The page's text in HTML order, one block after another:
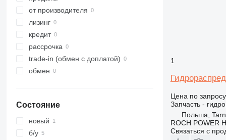
345
349
350
365
374
390
420
422
426
540
541
550
Robot
TM
от производителя
лизинг
кредит
рассрочка
trade-in (обмен с доплатой)
обмен
Состояние
новый
б/у
1
Цена по запросу
Запчасть -
Польша,
ROCH POWER
Связаться с